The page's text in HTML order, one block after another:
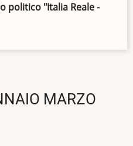
politico "Italia Reale -
MARZO